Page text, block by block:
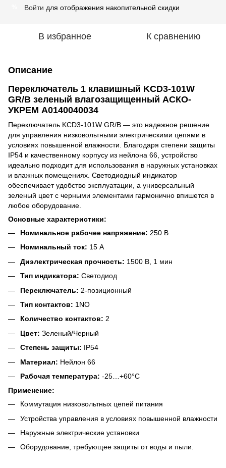
Войти для отображения накопительной скидки
В избранное К сравнению
Описание
Переключатель 1 клавишный KCD3-101W
GR/B зеленый влагозащищенный АСКО-
УКРЕМ A0140040034
Переключатель KCD3-101W GR/B — это надежное решение
для управления низковольтными электрическими цепями в
условиях повышенной влажности. Благодаря степени защиты
IP54 и качественному корпусу из нейлона 66, устройство
идеально подходит для использования в наружных установках
и влажных помещениях. Светодиодный индикатор
обеспечивает удобство эксплуатации, а универсальный
зеленый цвет с черными элементами гармонично впишется в
любое оборудование.
Основные характеристики:
Номинальное рабочее напряжение: 250 В
Номинальный ток: 15 А
Диэлектрическая прочность: 1500 В, 1 мин
Тип индикатора: Светодиод
Переключатель: 2-позиционный
Тип контактов: 1NO
Количество контактов: 2
Цвет: Зеленый/Черный
Степень защиты: IP54
Материал: Нейлон 66
Рабочая температура: -25…+60°C
Применение:
Коммутация низковольтных цепей питания
Устройства управления в условиях повышенной влажности
Наружные электрические установки
Оборудование, требующее защиты от воды и пыли.